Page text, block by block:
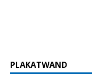
PLAKATWAND